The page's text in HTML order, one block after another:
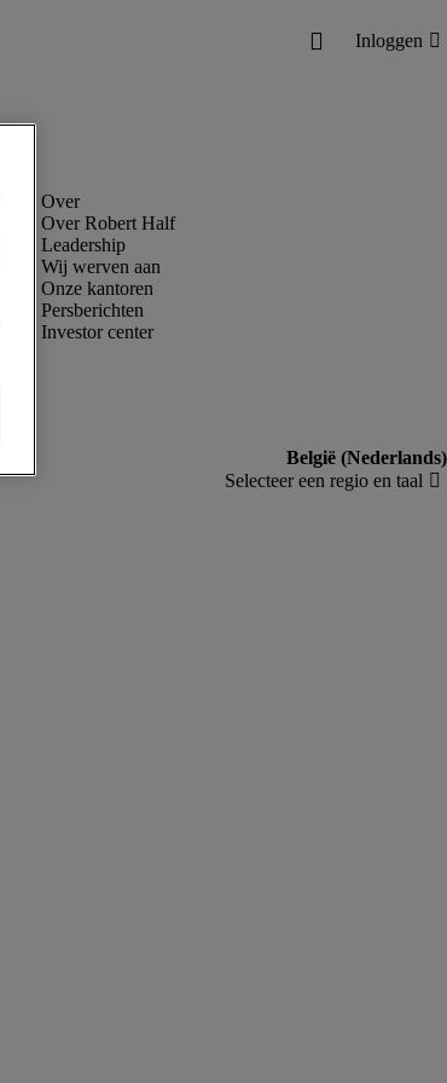
Over Robert Half
Leadership
Wij werven aan
Onze kantoren
Persberichten
Investor center